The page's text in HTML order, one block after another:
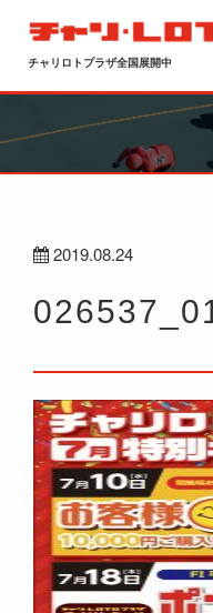
チャリロトプラザ全国展開中
2019.08.24